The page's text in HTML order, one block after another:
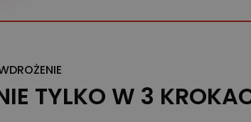
TYLKO W 3